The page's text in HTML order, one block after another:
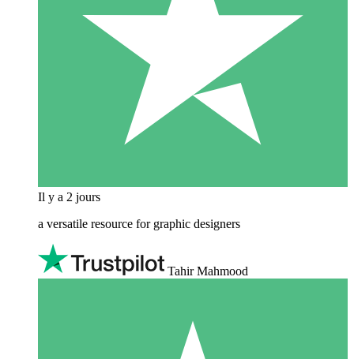
Il y a 2 jours
a versatile resource for graphic designers
Tahir Mahmood